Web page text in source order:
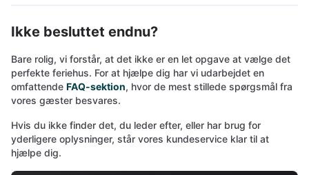
Ikke besluttet endnu?
Bare rolig, vi forstår, at det ikke er en let opgave at vælge det
perfekte feriehus. For at hjælpe dig har vi udarbejdet en
omfattende FAQ-sektion, hvor de mest stillede spørgsmål fra
vores gæster besvares.
Hvis du ikke finder det, du leder efter, eller har brug for
yderligere oplysninger, står vores kundeservice klar til at
hjælpe dig.